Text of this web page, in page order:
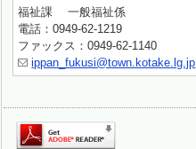
福祉課 一般福祉係
電話：0949-62-1219
ファックス：0949-62-1140
ippan_fukusi@town.kotake.lg.jp